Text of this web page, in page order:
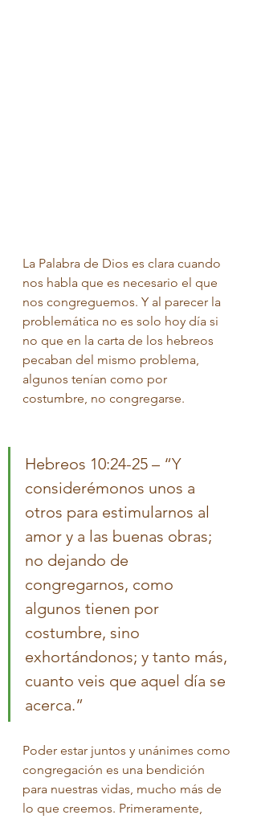
La Palabra de Dios es clara cuando
nos habla que es necesario el que
nos congreguemos. Y al parecer la
problemática no es solo hoy día si
no que en la carta de los hebreos
pecaban del mismo problema,
algunos tenían como por
costumbre, no congregarse.
Hebreos 10:24-25 – “Y
considerémonos unos a
otros para estimularnos al
amor y a las buenas obras;
no dejando de
congregarnos, como
algunos tienen por
costumbre, sino
exhortándonos; y tanto más,
cuanto veis que aquel día se
acerca.”
Poder estar juntos y unánimes como
congregación es una bendición
para nuestras vidas, mucho más de
lo que creemos. Primeramente,